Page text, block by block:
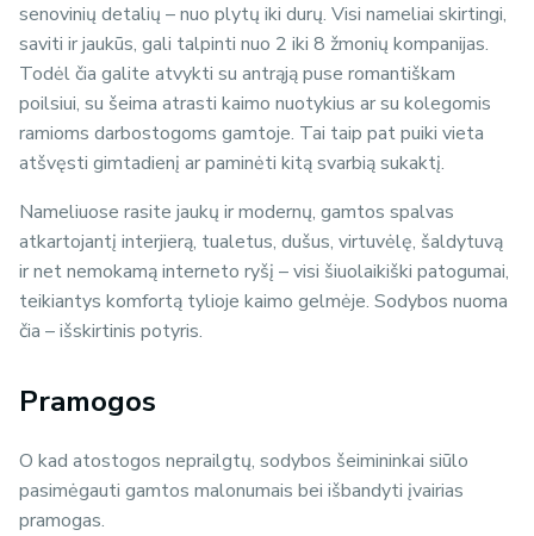
senovinių detalių – nuo plytų iki durų. Visi nameliai skirtingi,
saviti ir jaukūs, gali talpinti nuo 2 iki 8 žmonių kompanijas.
Todėl čia galite atvykti su antrąją puse romantiškam
poilsiui, su šeima atrasti kaimo nuotykius ar su kolegomis
ramioms darbostogoms gamtoje. Tai taip pat puiki vieta
atšvęsti gimtadienį ar paminėti kitą svarbią sukaktį.
Nameliuose rasite jaukų ir modernų, gamtos spalvas
atkartojantį interjierą, tualetus, dušus, virtuvėlę, šaldytuvą
ir net nemokamą interneto ryšį – visi šiuolaikiški patogumai,
teikiantys komfortą tylioje kaimo gelmėje. Sodybos nuoma
čia – išskirtinis potyris.
Pramogos
O kad atostogos neprailgtų, sodybos šeimininkai siūlo
pasimėgauti gamtos malonumais bei išbandyti įvairias
pramogas.